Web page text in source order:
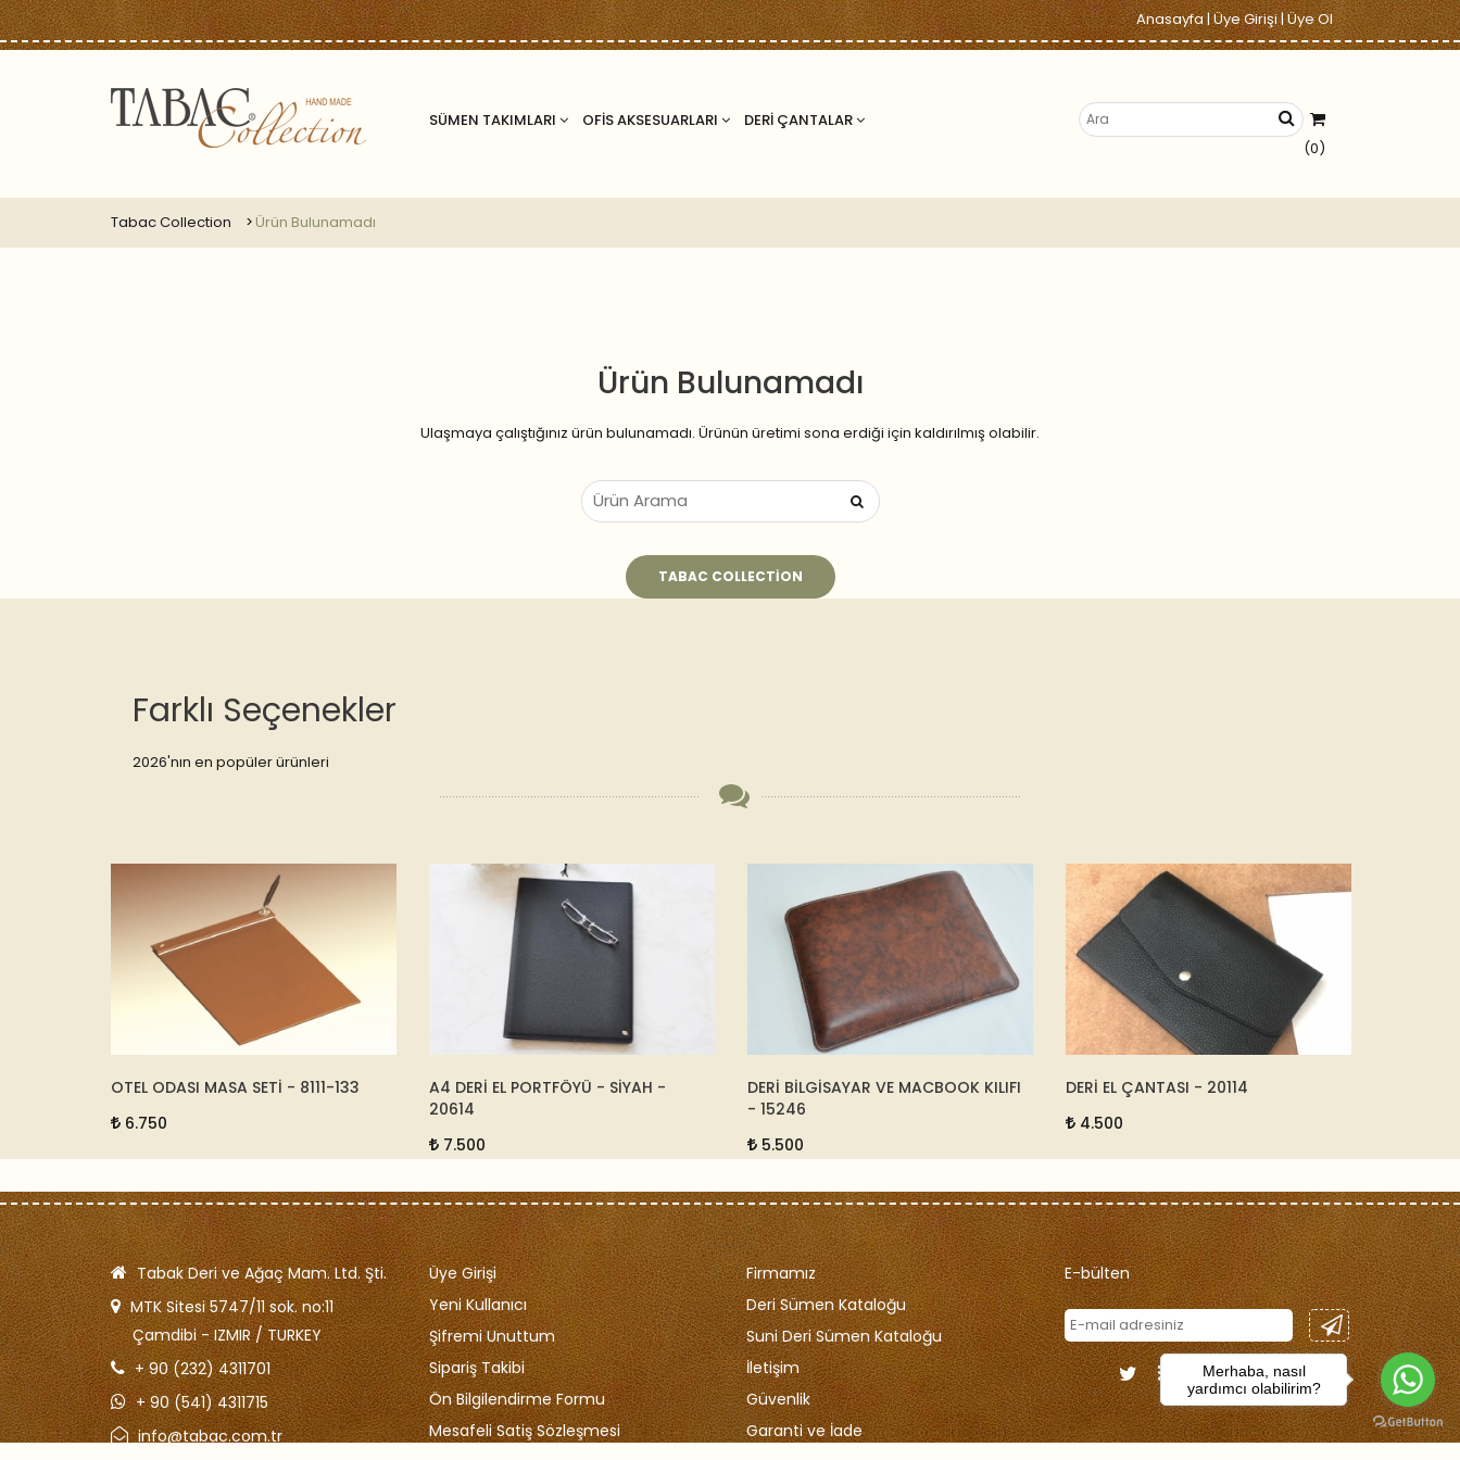
Anasayfa|Üye Girişi|Üye Ol
SÜMEN TAKIMLARI OFİS AKSESUARLARI
DERİ ÇANTALAR
(0)
Tabac Collection Ürün Bulunamadı
Ürün Bulunamadı
Ulaşmaya çalıştığınız ürün bulunamadı. Ürünün üretimi sona erdiği için kaldırılmış olabilir.
TABAC COLLECTION
Farklı Seçenekler
2026'nın en popüler ürünleri
OTEL ODASI MASA SETİ - 8111-133
6.750
A4 DERİ EL PORTFÖYÜ - SİYAH -
20614
7.500
DERİ BİLGİSAYAR VE MACBOOK KILIFI
- 15246
5.500
DERİ EL ÇANTASI - 20114
4.500
Tabak Deri ve Ağaç Mam. Ltd. Şti.
MTK Sitesi 5747/11 sok. no:11
Çamdibi - IZMIR / TURKEY
+ 90 (232) 4311701
+ 90 (541) 4311715
info@tabac.com.tr
Üye Girişi
Yeni Kullanıcı
Şifremi Unuttum
Sipariş Takibi
Ön Bilgilendirme Formu
Mesafeli Satiş Sözleşmesi
Firmamız
Deri Sümen Kataloğu
Suni Deri Sümen Kataloğu
İletişim
Güvenlik
Garanti ve İade
E-bülten
Merhaba, nasıl
yardımcı olabilirim?